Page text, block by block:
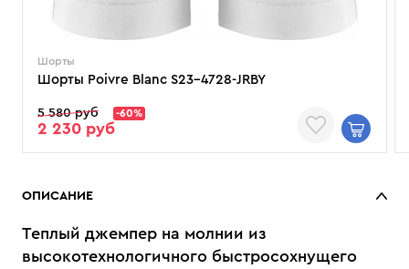
Шорты
Шорты Poivre Blanc S23-4728-JRBY
5 580 руб -60%
2 230 руб
ОПИСАНИЕ
Теплый джемпер на молнии из
высокотехнологичного быстросохнущего